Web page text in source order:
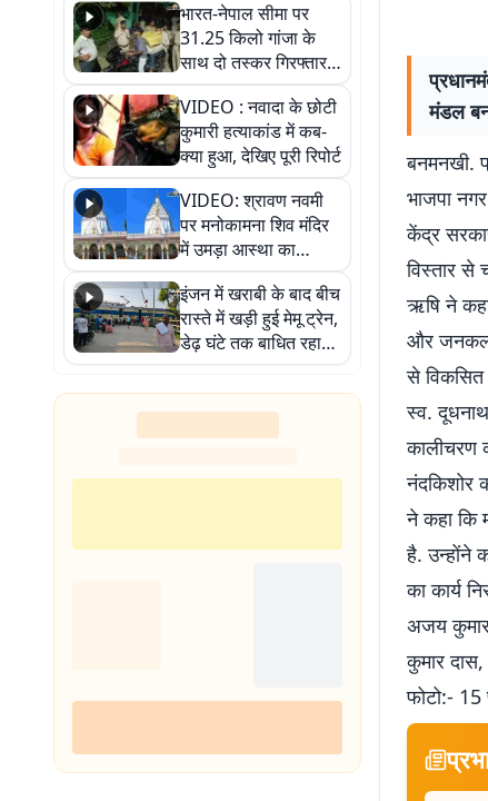
भारत-नेपाल सीमा पर
31.25 किलो गांजा के
साथ दो तस्कर गिरफ्तार,
नेपाली नंबर की बाइक
जब्त
VIDEO : नवादा के छोटी
कुमारी हत्याकांड में कब-
क्या हुआ, देखिए पूरी रिपोर्ट
VIDEO: श्रावण नवमी
पर मनोकामना शिव मंदिर
में उमड़ा आस्था का
सैलाब, हर-हर महादेव के
जयघोष से गूंजा परिसर
इंजन में खराबी के बाद बीच
रास्ते में खड़ी हुई मेमू ट्रेन,
डेढ़ घंटे तक बाधित रहा
आवागमन
मंडल
बनमनखी.
भाजपा
केंद्र
विस्तार से
ऋषि ने
और
से विकसित
स्व. दूधनाथ
कालीचरण
नंदकिशोर
ने कहा कि
है. उन्होंने
का कार्य
अजय कुमार
कुमार
फोटो:- 15